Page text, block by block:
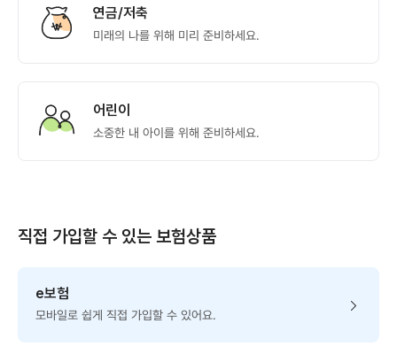
연금/저축
미래의 나를 위해 미리 준비하세요.
어린이
소중한 내 아이를 위해 준비하세요.
직접 가입할 수 있는 보험상품
e보험
모바일로 쉽게 직접 가입할 수 있어요.